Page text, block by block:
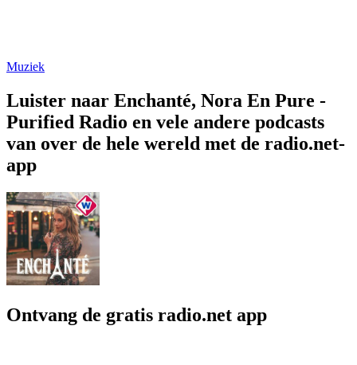
Muziek
Luister naar Enchanté, Nora En Pure -
Purified Radio en vele andere podcasts
van over de hele wereld met de radio.net-
app
Ontvang de gratis radio.net app